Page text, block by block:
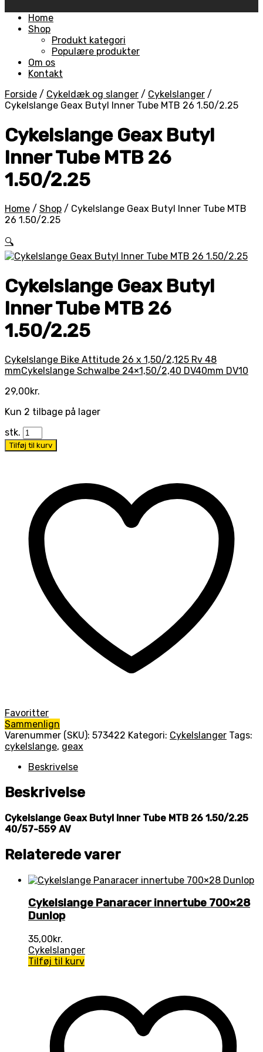
Skip
Home
Shop
Produkt kategori
Populære produkter
Om os
Kontakt
Forside / Cykeldæk og slanger / Cykelslanger /
Cykelslange Geax Butyl Inner Tube MTB 26 1.50/2.25
Cykelslange Geax Butyl
Inner Tube MTB 26
1.50/2.25
Home / Shop / Cykelslange Geax Butyl Inner Tube MTB
26 1.50/2.25
🔍
Cykelslange Geax Butyl
Inner Tube MTB 26
1.50/2.25
Cykelslange Bike Attitude 26 x 1,50/2,125 Rv 48
mmCykelslange Schwalbe 24×1,50/2,40 DV40mm DV10
29,00kr.
Kun 2 tilbage på lager
stk.
Tilføj til kurv
Favoritter
Sammenlign
Varenummer (SKU): 573422 Kategori: Cykelslanger Tags:
cykelslange, geax
Beskrivelse
Beskrivelse
Cykelslange Geax Butyl Inner Tube MTB 26 1.50/2.25
40/57-559 AV
Relaterede varer
Cykelslange Panaracer innertube 700×28
Dunlop
35,00kr.
Cykelslanger
Tilføj til kurv